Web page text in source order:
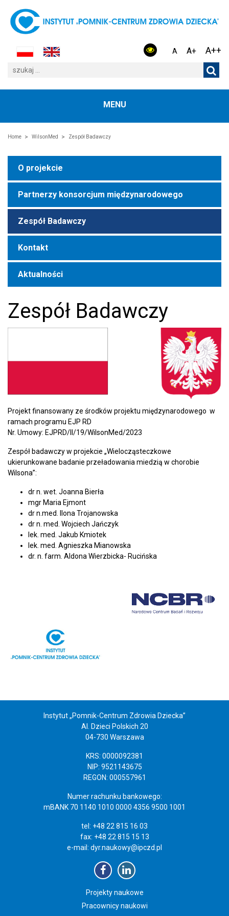
A A+ A++
MENU
Home WilsonMed Zespół Badawczy
O projekcie
Partnerzy konsorcjum międzynarodowego
Zespół Badawczy
Kontakt
Aktualności
Zespół Badawczy
Projekt finansowany ze środków projektu międzynarodowego w
ramach programu EJP RD
Nr. Umowy: EJPRD/II/19/WilsonMed/2023
Zespół badawczy w projekcie „Wielocząsteczkowe
ukierunkowane badanie przeładowania miedzią w chorobie
Wilsona”:
dr n. wet. Joanna Bierła
mgr Maria Ejmont
dr n.med. Ilona Trojanowska
dr n. med. Wojciech Jańczyk
lek. med. Jakub Kmiotek
lek. med. Agnieszka Mianowska
dr. n. farm. Aldona Wierzbicka- Rucińska
Instytut „Pomnik-Centrum Zdrowia Dziecka”
Al. Dzieci Polskich 20
04-730 Warszawa
KRS: 0000092381
NIP: 9521143675
REGON: 000557961
Numer rachunku bankowego:
mBANK 70 1140 1010 0000 4356 9500 1001
tel: +48 22 815 16 03
fax: +48 22 815 15 13
e-mail: dyr.naukowy@ipczd.pl
Projekty naukowe
Pracownicy naukowi